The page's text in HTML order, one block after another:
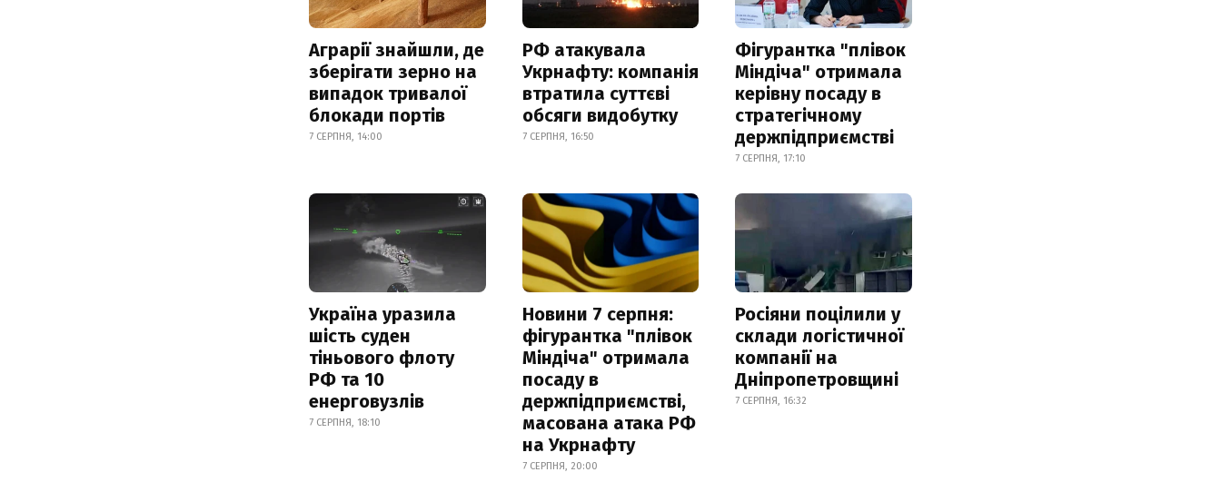
Аграрії знайшли, де
зберігати зерно на
випадок тривалої
блокади портів
7 СЕРПНЯ, 14:00
РФ атакувала
Укрнафту: компанія
втратила суттєві
обсяги видобутку
7 СЕРПНЯ, 16:50
Фігурантка "плівок
Міндіча" отримала
керівну посаду в
стратегічному
держпідприємстві
7 СЕРПНЯ, 17:10
Україна уразила
шість суден
тіньового флоту
РФ та 10
енерговузлів
7 СЕРПНЯ, 18:10
Новини 7 серпня:
фігурантка "плівок
Міндіча" отримала
посаду в
держпідприємстві,
масована атака РФ
на Укрнафту
7 СЕРПНЯ, 20:00
Росіяни поцілили у
склади логістичної
компанії на
Дніпропетровщині
7 СЕРПНЯ, 16:32